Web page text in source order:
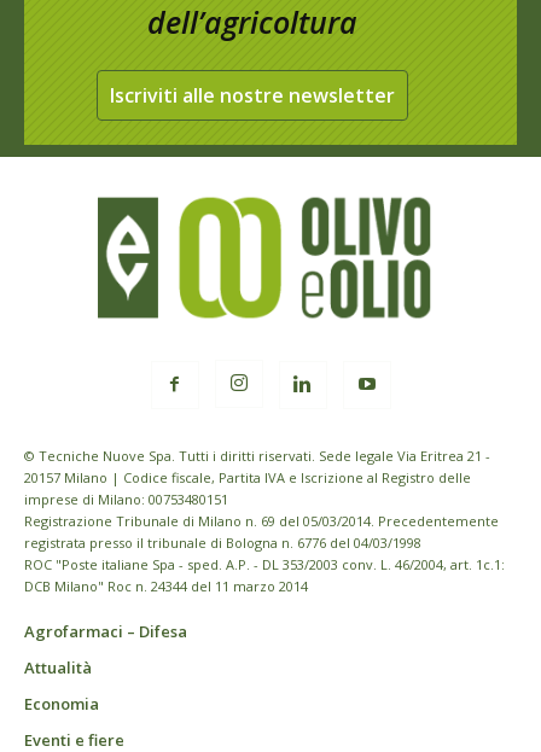
dell’agricoltura
Iscriviti alle nostre newsletter
© Tecniche Nuove Spa. Tutti i diritti riservati. Sede legale Via Eritrea 21 -
20157 Milano | Codice fiscale, Partita IVA e Iscrizione al Registro delle
imprese di Milano: 00753480151
Registrazione Tribunale di Milano n. 69 del 05/03/2014. Precedentemente
registrata presso il tribunale di Bologna n. 6776 del 04/03/1998
ROC "Poste italiane Spa - sped. A.P. - DL 353/2003 conv. L. 46/2004, art. 1c.1:
DCB Milano" Roc n. 24344 del 11 marzo 2014
Agrofarmaci – Difesa
Attualità
Economia
Eventi e fiere